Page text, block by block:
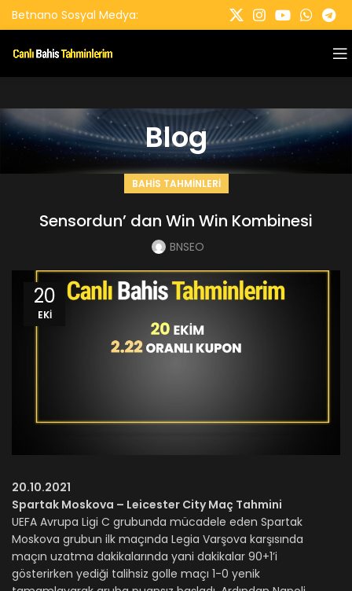
Betnano Sosyal Medya:
Blog
BAHIS TAHMINLERI
Sensordun’ dan Win Win Kombinesi
BNSEO
20
EKI
20.10.2021
Spartak Moskova – Leicester City Maç Tahmini
UEFA Avrupa Ligi C grubunda mücadele eden Spartak
Moskova grubun ilk maçında Legia Varşova karşısında
maçın uzatma dakikalarında yani dakikalar 90+1’i
gösterirken yediği talihsiz golle maçı 1-0 yenik